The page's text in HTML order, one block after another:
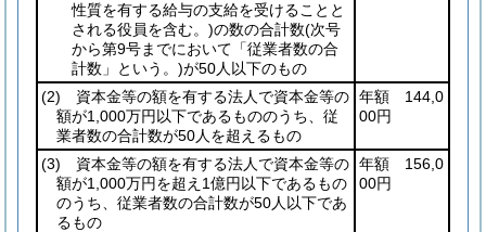
性質を有する給与の支給を受けることと
される役員を含む。)の数の合計数(次号
から第9号までにおいて「従業者数の合
計数」という。)が50人以下のもの
(2) 資本金等の額を有する法人で資本金等の
額が1,000万円以下であるもののうち、従
業者数の合計数が50人を超えるもの
年額 144,0
00円
(3) 資本金等の額を有する法人で資本金等の
額が1,000万円を超え1億円以下であるもの
のうち、従業者数の合計数が50人以下であ
るもの
年額 156,0
00円